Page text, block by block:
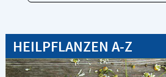
HEILPFLANZEN A-Z